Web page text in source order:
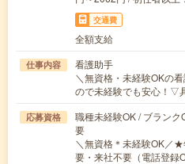
交通費
全額支給
仕事内容
看護助手
＼無資格・未経験OKの
ので未経験でも安心！
応募資格
職種未経験OK / ブラン
要
＼無資格＊未経験OK／
要・来社不要（電話登